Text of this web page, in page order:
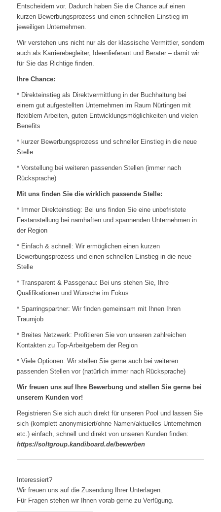
Entscheidern vor. Dadurch haben Sie die Chance auf einen
kurzen Bewerbungsprozess und einen schnellen Einstieg im
jeweiligen Unternehmen.
Wir verstehen uns nicht nur als der klassische Vermittler, sondern
auch als Karrierebegleiter, Ideenlieferant und Berater – damit wir
für Sie das Richtige finden.
Ihre Chance:
* Direkteinstieg als Direktvermittlung in der Buchhaltung bei
einem gut aufgestellten Unternehmen im Raum Nürtingen mit
flexiblem Arbeiten, guten Entwicklungsmöglichkeiten und vielen
Benefits
* kurzer Bewerbungsprozess und schneller Einstieg in die neue
Stelle
* Vorstellung bei weiteren passenden Stellen (immer nach
Rücksprache)
Mit uns finden Sie die wirklich passende Stelle:
* Immer Direkteinstieg: Bei uns finden Sie eine unbefristete
Festanstellung bei namhaften und spannenden Unternehmen in
der Region
* Einfach & schnell: Wir ermöglichen einen kurzen
Bewerbungsprozess und einen schnellen Einstieg in die neue
Stelle
* Transparent & Passgenau: Bei uns stehen Sie, Ihre
Qualifikationen und Wünsche im Fokus
* Sparringspartner: Wir finden gemeinsam mit Ihnen Ihren
Traumjob
* Breites Netzwerk: Profitieren Sie von unseren zahlreichen
Kontakten zu Top-Arbeitgebern der Region
* Viele Optionen: Wir stellen Sie gerne auch bei weiteren
passenden Stellen vor (natürlich immer nach Rücksprache)
Wir freuen uns auf Ihre Bewerbung und stellen Sie gerne bei
unserem Kunden vor!
Registrieren Sie sich auch direkt für unseren Pool und lassen Sie
sich (komplett anonymisiert/ohne Namen/aktuelles Unternehmen
etc.) einfach, schnell und direkt von unseren Kunden finden:
https://soltgroup.kandiboard.de/bewerben
Interessiert?
Wir freuen uns auf die Zusendung Ihrer Unterlagen.
Für Fragen stehen wir Ihnen vorab gerne zu Verfügung.